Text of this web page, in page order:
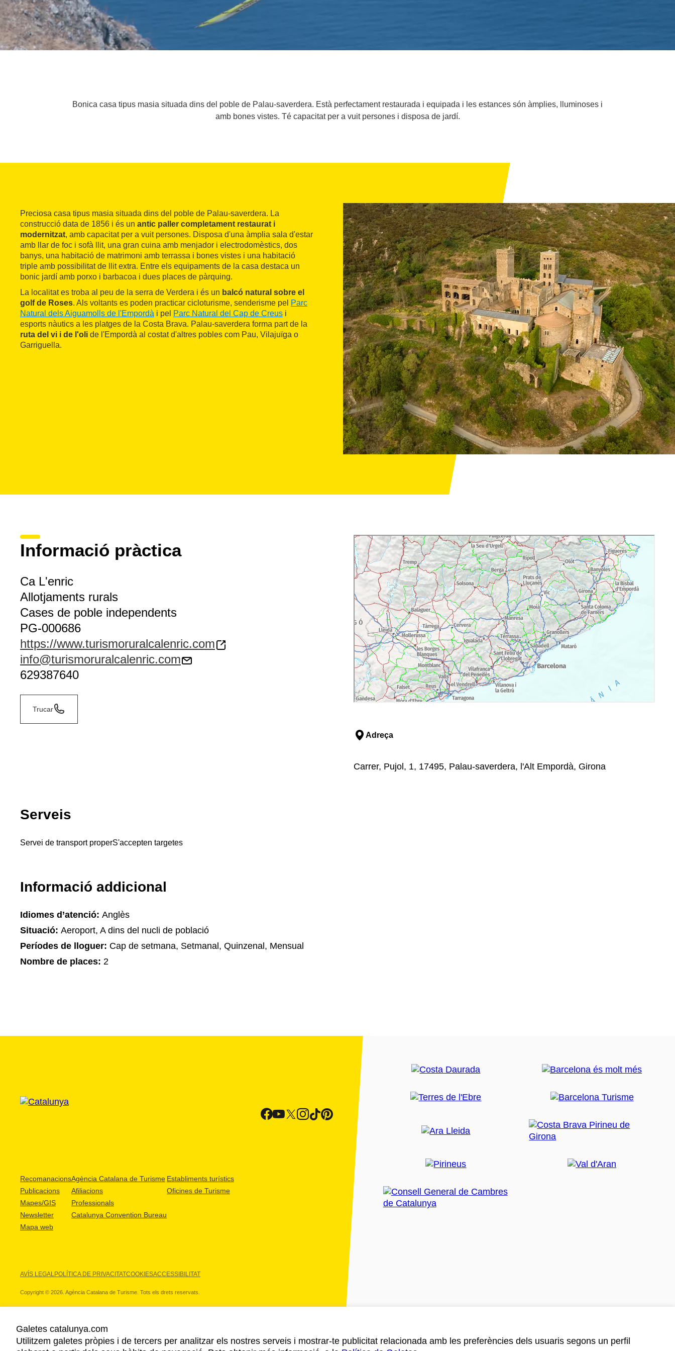
Bonica casa tipus masia situada dins del poble de Palau-saverdera. Està perfectament restaurada i equipada i les estances són àmplies, lluminoses i
amb bones vistes. Té capacitat per a vuit persones i disposa de jardí.
Preciosa casa tipus masia situada dins del poble de Palau-saverdera. La
construcció data de 1856 i és un antic paller completament restaurat i
modernitzat, amb capacitat per a vuit persones. Disposa d'una àmplia sala d'estar
amb llar de foc i sofà llit, una gran cuina amb menjador i electrodomèstics, dos
banys, una habitació de matrimoni amb terrassa i bones vistes i una habitació
triple amb possibilitat de llit extra. Entre els equipaments de la casa destaca un
bonic jardí amb porxo i barbacoa i dues places de pàrquing.
La localitat es troba al peu de la serra de Verdera i és un balcó natural sobre el
golf de Roses. Als voltants es poden practicar cicloturisme, senderisme pel Parc
Natural dels Aiguamolls de l'Empordà i pel Parc Natural del Cap de Creus i
esports nàutics a les platges de la Costa Brava. Palau-saverdera forma part de la
ruta del vi i de l'oli de l'Empordà al costat d'altres pobles com Pau, Vilajuïga o
Garriguella.
Informació pràctica
Ca L'enric
Allotjaments rurals
Cases de poble independents
PG-000686
https://www.turismoruralcalenric.com
info@turismoruralcalenric.com
629387640
Trucar
Adreça
Carrer, Pujol, 1, 17495, Palau-saverdera, l'Alt Empordà, Girona
Serveis
Servei de transport properS'accepten targetes
Informació addicional
Idiomes d’atenció: Anglès
Situació: Aeroport, A dins del nucli de població
Períodes de lloguer: Cap de setmana, Setmanal, Quinzenal, Mensual
Nombre de places: 2
Recomanacions
Publicacions
Mapes/GIS
Newsletter
Mapa web
Agència Catalana de Turisme
Afiliacions
Professionals
Catalunya Convention Bureau
Establiments turístics
Oficines de Turisme
AVÍS LEGALPOLÍTICA DE PRIVACITATCOOKIESACCESSIBILITAT
Copyright © 2026. Agència Catalana de Turisme. Tots els drets reservats.
ELS NOSTRES PARTNERS
Galetes catalunya.com
Utilitzem galetes pròpies i de tercers per analitzar els nostres serveis i mostrar-te publicitat relacionada amb les preferències dels usuaris segons un perfil